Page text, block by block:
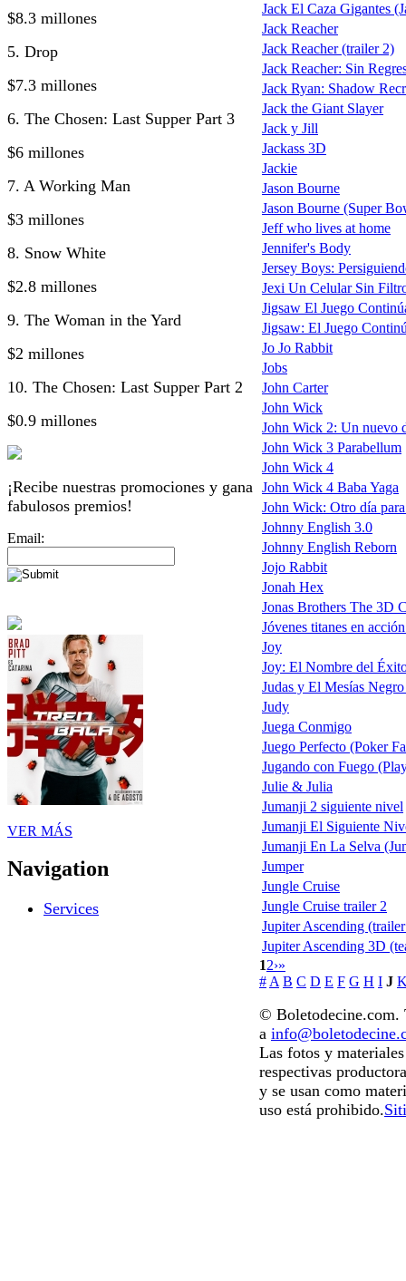
$8.3 millones
5. Drop
$7.3 millones
6. The Chosen: Last Supper Part 3
$6 millones
7. A Working Man
$3 millones
8. Snow White
$2.8 millones
9. The Woman in the Yard
$2 millones
10. The Chosen: Last Supper Part 2
$0.9 millones
¡Recibe nuestras promociones y gana
fabulosos premios!
Email:
VER MÁS
Navigation
Services
Jack El Caza Gigantes
Jack Reacher
Jack Reacher (trailer 2)
Jack Reacher: Sin
Jack Ryan: Shadow
Jack the Giant Slayer
Jack y Jill
Jackass 3D
Jackie
Jason Bourne
Jason Bourne (Super
Jeff who lives at home
Jennifer's Body
Jersey Boys:
Jexi Un Celular Sin
Jigsaw El Juego
Jigsaw: El Juego
Jo Jo Rabbit
Jobs
John Carter
John Wick
John Wick 2: Un nuevo
John Wick 3 Parabellum
John Wick 4
John Wick 4 Baba Yaga
John Wick: Otro día
Johnny English 3.0
Johnny English Reborn
Jojo Rabbit
Jonah Hex
Jonas Brothers The 3D
Jóvenes titanes en
Joy
Joy: El Nombre del
Judas y El Mesías
Judy
Juega Conmigo
Juego Perfecto (Poker
Jugando con Fuego
Julie & Julia
Jumanji 2 siguiente nivel
Jumanji El Siguiente
Jumanji En La Selva
Jumper
Jungle Cruise
Jungle Cruise trailer 2
Jupiter Ascending
Jupiter Ascending 3D
12›»
# A B C D E F G H I J
© Boletodecine.com.
a
Las fotos y
respectivas
y se usan como
uso está prohibido.